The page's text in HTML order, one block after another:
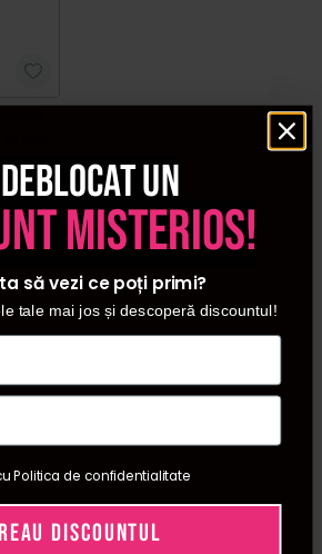
un
misterios!
să vezi ce poți primi?
tale mai jos și descoperă discountul!
Politica de confidentialitate
DISCOUNTUL